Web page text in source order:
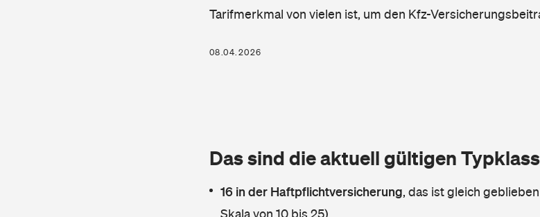
Tarifmerkmal von vielen ist, um den Kfz-
08.04.2026
Das sind die aktuell gültigen
16 in der Haftpflichtversicherung, das ist gleich
Skala von 10 bis 25)